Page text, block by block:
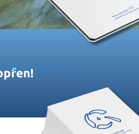
Regenerationsplatte